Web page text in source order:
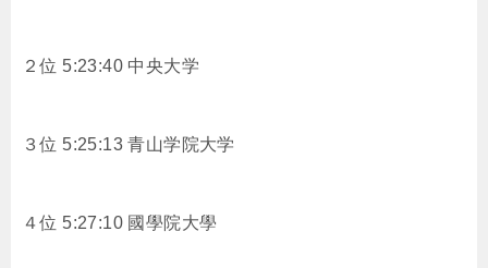
２位 5:23:40 中央大学
３位 5:25:13 青山学院大学
４位 5:27:10 國學院大學